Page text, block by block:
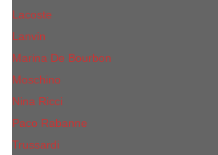
Lacoste
Lanvin
Marina De Bourbon
Moschino
Nina Ricci
Paco Rabanne
Trussardi